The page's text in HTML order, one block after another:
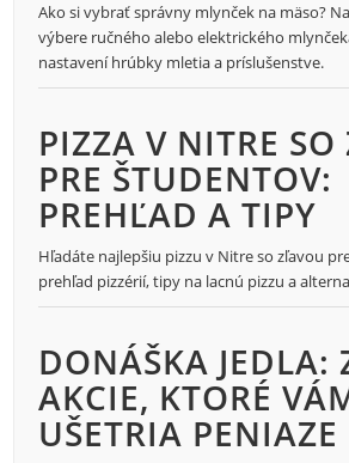
Ako si vybrať správny mlynček na mäso?
výbere ručného alebo elektrického
nastavení hrúbky mletia a príslušenstve.
PIZZA V NITRE SO
PRE ŠTUDENTOV:
PREHĽAD A TIPY
Hľadáte najlepšiu pizzu v Nitre so zľavou
prehľad pizzérií, tipy na lacnú pizzu a
DONÁŠKA JEDLA:
AKCIE, KTORÉ
UŠETRIA PENIAZE